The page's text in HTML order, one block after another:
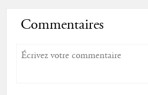
Commentaires